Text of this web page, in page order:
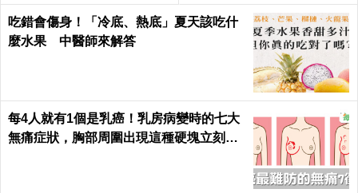
alth
吃錯會傷身！「冷底、熱底」夏天該吃什
麼水果 中醫師來解答
每4人就有1個是乳癌！乳房病變時的七大
無痛症狀，胸部周圍出現這種硬塊立刻就